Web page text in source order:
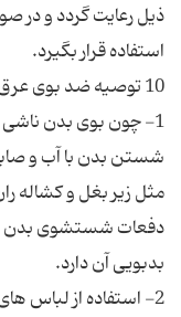
ذیل رعایت گردد و در
1- چون بوی بدن ناشی
شستن بدن با آب و
مثل زیر بغل و کشاله
دفعات شستشوی بدن
2- استفاده از لباس